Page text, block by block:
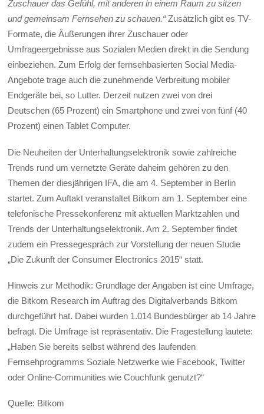
Zuschauer das Gefühl, mit anderen in einem Raum zu sitzen
und gemeinsam Fernsehen zu schauen.“Zusätzlich gibt es TV-
Formate, die Äußerungen ihrer Zuschauer oder
Umfrageergebnisse aus Sozialen Medien direkt in die Sendung
einbeziehen. Zum Erfolg der fernsehbasierten Social Media-
Angebote trage auch die zunehmende Verbreitung mobiler
Endgeräte bei, so Lutter. Derzeit nutzen zwei von drei
Deutschen (65 Prozent) ein Smartphone und zwei von fünf (40
Prozent) einen Tablet Computer.
Die Neuheiten der Unterhaltungselektronik sowie zahlreiche
Trends rund um vernetzte Geräte daheim gehören zu den
Themen der diesjährigen IFA, die am 4. September in Berlin
startet. Zum Auftakt veranstaltet Bitkom am 1. September eine
telefonische Pressekonferenz mit aktuellen Marktzahlen und
Trends der Unterhaltungselektronik. Am 2. September findet
zudem ein Pressegespräch zur Vorstellung der neuen Studie
„Die Zukunft der Consumer Electronics 2015“ statt.
Hinweis zur Methodik: Grundlage der Angaben ist eine Umfrage,
die Bitkom Research im Auftrag des Digitalverbands Bitkom
durchgeführt hat. Dabei wurden 1.014 Bundesbürger ab 14 Jahre
befragt. Die Umfrage ist repräsentativ. Die Fragestellung lautete:
„Haben Sie bereits selbst während des laufenden
Fernsehprogramms Soziale Netzwerke wie Facebook, Twitter
oder Online-Communities wie Couchfunk genutzt?“
Quelle: Bitkom